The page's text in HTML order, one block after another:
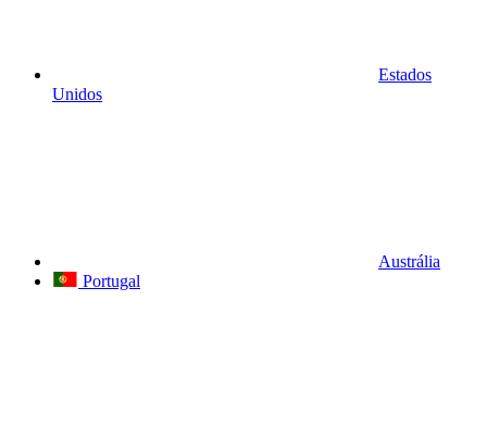
Estados
Unidos
Austrália
Portugal